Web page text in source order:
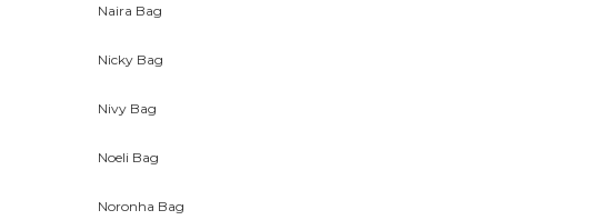
Naira Bag
Nicky Bag
Nivy Bag
Noeli Bag
Noronha Bag